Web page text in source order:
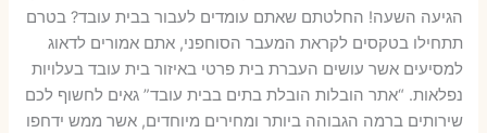
הגיעה השעה! החלטתם שאתם עומדים לעבור בבית עובד? בטרם
תתחילו בטקסים לקראת המעבר הסוחפני, אתם אמורים לדאוג
למסיעים אשר עושים העברת בית פרטי באיזור בית עובד בעלויות
נפלאות. “אתר הובלות הובלת בתים בבית עובד” גאים לחשוף לכם
שירותים ברמה הגבוהה ביותר ומחירים מיוחדים, אשר ממש ידחפו